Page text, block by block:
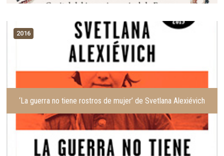
2016
‘La guerra no tiene rostros de mujer’ de Svetlana Alexiévich